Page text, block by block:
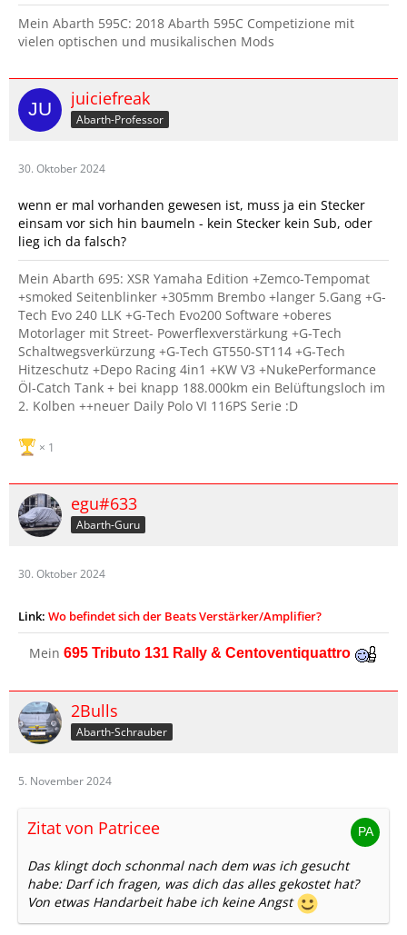
Mein Abarth 595C: 2018 Abarth 595C Competizione mit
vielen optischen und musikalischen Mods
juiciefreak
Abarth-Professor
30. Oktober 2024
wenn er mal vorhanden gewesen ist, muss ja ein Stecker
einsam vor sich hin baumeln - kein Stecker kein Sub, oder
lieg ich da falsch?
Mein Abarth 695: XSR Yamaha Edition​ +Zemco-Tempomat
+smoked Seitenblinker +305mm Brembo +langer 5.Gang +G-
Tech Evo 240 LLK +G-Tech Evo200 Software +oberes
Motorlager mit Street- Powerflexverstärkung +G-Tech
Schaltwegsverkürzung +G-Tech GT550-ST114 +G-Tech
Hitzeschutz +Depo Racing 4in1 +KW V3 +NukePerformance
Öl-Catch Tank + bei knapp 188.000km ein Belüftungsloch im
2. Kolben ++neuer Daily Polo VI 116PS Serie :D
1
egu#633
Abarth-Guru
30. Oktober 2024
Link: Wo befindet sich der Beats Verstärker/Amplifier?
Mein 695 Tributo 131 Rally & Centoventiquattro
2Bulls
Abarth-Schrauber
5. November 2024
Zitat von Patricee
Das klingt doch schonmal nach dem was ich gesucht
habe: Darf ich fragen, was dich das alles gekostet hat?
Von etwas Handarbeit habe ich keine Angst